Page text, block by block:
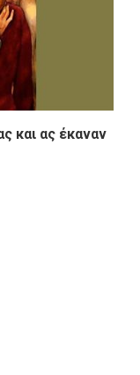
και ας έκαναν